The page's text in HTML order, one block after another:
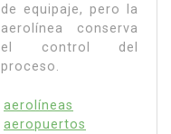
de equipaje, pero la
aerolínea conserva
el control del
proceso.
aerolíneas
aeropuertos